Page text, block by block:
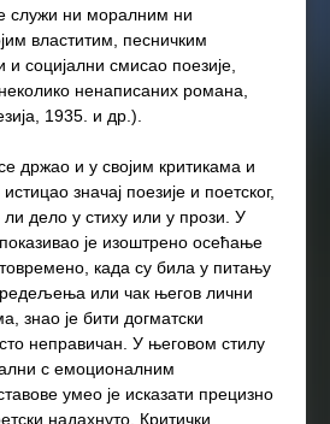
служи ни моралним ни
властитим, песничким
социјални смисао поезије,
ненаписаних романа,
1935. и др.).
држао и у својим критикама и
значај поезије и поетског,
ли дело у стиху или у прози. У
је изоштрено осећање
када су била у питању
или чак његов лични
знао је бити догматски
неправичан. У његовом стилу
с емоционалним
умео је исказати прецизно
надахнуто. Критички